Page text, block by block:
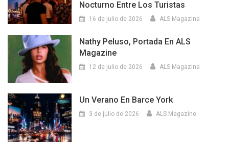
Nocturno Entre Los Turistas
16 de julio de 2026 ALS Magazine
Nathy Peluso, Portada En ALS
Magazine
12 de julio de 2026 ALS Magazine
Un Verano En Barce York
3 de julio de 2026 ALS Magazine